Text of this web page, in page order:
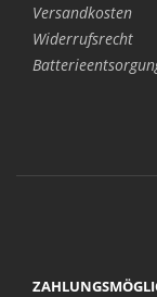
Versandkosten
Widerrufsrecht